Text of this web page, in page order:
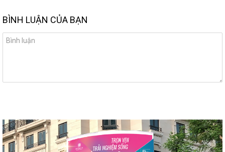
BÌNH LUẬN CỦA BẠN